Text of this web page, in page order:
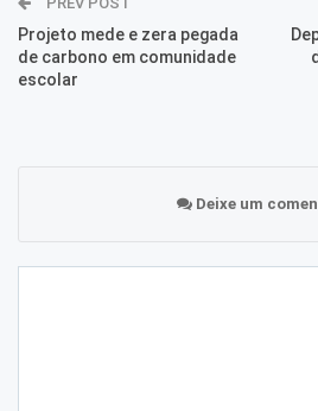
Projeto mede e zera pegada
de carbono em comunidade
escolar
Deixe um